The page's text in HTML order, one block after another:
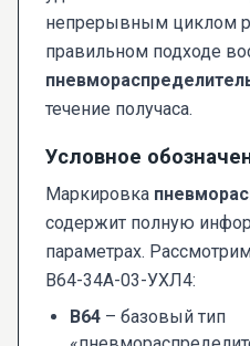
непрерывным циклом
правильном подходе
течение получаса.
Условное
Маркировка
содержит полную
параметрах.
В64-34А-03-УХЛ4:
В64 – базовый тип